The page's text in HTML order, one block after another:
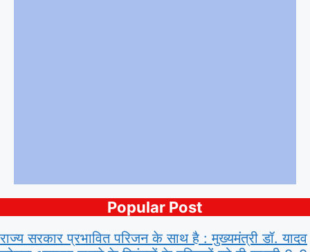
Popular Post
राज्य सरकार प्रभावित परिजन के साथ है : मुख्यमंत्री डॉ. यादव